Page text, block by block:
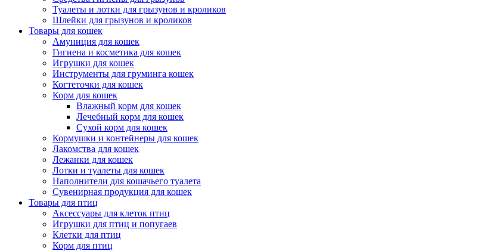
Туалеты и лотки для грызунов и кроликов
Шлейки для грызунов и кроликов
Товары для кошек
Амуниция для кошек
Гигиена и косметика для кошек
Игрушки для кошек
Инструменты для груминга кошек
Когтеточки для кошек
Корм для кошек
Влажный корм для кошек
Лечебный корм для кошек
Сухой корм для кошек
Кормушки и контейнеры для кошек
Лакомства для кошек
Лежанки для кошек
Лотки и туалеты для кошек
Наполнители для кошачьего туалета
Сувенирная продукция для кошек
Товары для птиц
Аксессуары для клеток птиц
Игрушки для птиц и попугаев
Клетки для птиц
Корм для птиц